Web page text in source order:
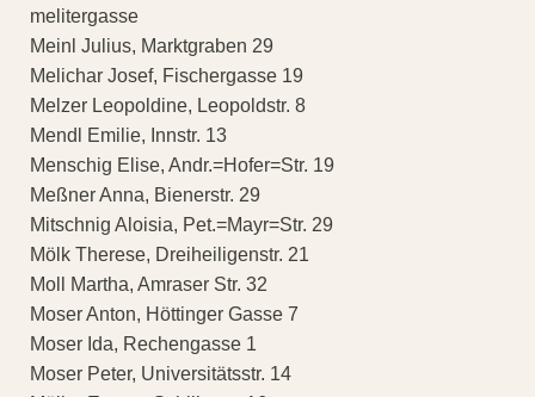
melitergasse
Meinl Julius, Marktgraben 29
Melichar Josef, Fischergasse 19
Melzer Leopoldine, Leopoldstr. 8
Mendl Emilie, Innstr. 13
Menschig Elise, Andr.=Hofer=Str. 19
Meßner Anna, Bienerstr. 29
Mitschnig Aloisia, Pet.=Mayr=Str. 29
Mölk Therese, Dreiheiligenstr. 21
Moll Martha, Amraser Str. 32
Moser Anton, Höttinger Gasse 7
Moser Ida, Rechengasse 1
Moser Peter, Universitätsstr. 14